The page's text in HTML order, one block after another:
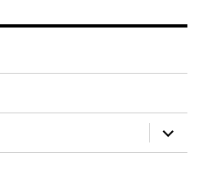
ouvrir
le
sous-